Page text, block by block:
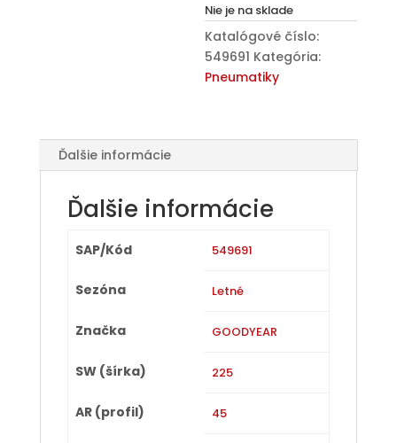
Nie je na sklade
Katalógové číslo:
549691 Kategória:
Pneumatiky
Ďalšie informácie
Ďalšie informácie
SAP/Kód 549691
Sezóna Letné
Značka GOODYEAR
SW (šírka) 225
AR (profil) 45